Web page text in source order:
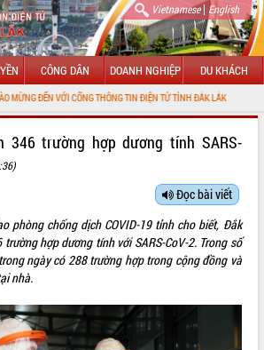
Vietnamese| English
CÔNG DÂN DOANH NGHIỆP DU KHÁCH
VỚI CỔNG THÔNG TIN ĐIỆN TỬ TỈNH ĐẮK LẮK
346 trường hợp dương tính SARS-
Đọc bài viết
phòng chống dịch COVID-19 tỉnh cho biết, Đắk
hợp dương tính với SARS-CoV-2. Trong số
ngày có 288 trường hợp trong cộng đồng và
nhà.